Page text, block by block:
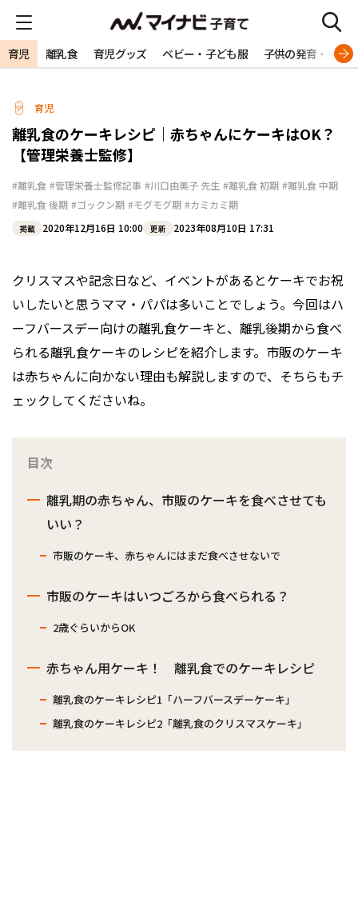
育児 離乳食 育児グッズ ベビー・子ども服 子供の発育・発達
育児
離乳食のケーキレシピ｜赤ちゃんにケーキはOK？
【管理栄養士監修】
#離乳食 #管理栄養士監修記事 #川口由美子 先生 #離乳食 初期 #離乳食 中期
#離乳食 後期 #ゴックン期 #モグモグ期 #カミカミ期
掲載 2020年12月16日 10:00 更新 2023年08月10日 17:31
クリスマスや記念日など、イベントがあるとケーキでお祝
いしたいと思うママ・パパは多いことでしょう。今回はハ
ーフバースデー向けの離乳食ケーキと、離乳後期から食べ
られる離乳食ケーキのレシピを紹介します。市販のケーキ
は赤ちゃんに向かない理由も解説しますので、そちらもチ
ェックしてくださいね。
目次
離乳期の赤ちゃん、市販のケーキを食べさせても
いい？
市販のケーキ、赤ちゃんにはまだ食べさせないで
市販のケーキはいつごろから食べられる？
2歳ぐらいからOK
赤ちゃん用ケーキ！ 離乳食でのケーキレシピ
離乳食のケーキレシピ1「ハーフバースデーケーキ」
離乳食のケーキレシピ2「離乳食のクリスマスケーキ」